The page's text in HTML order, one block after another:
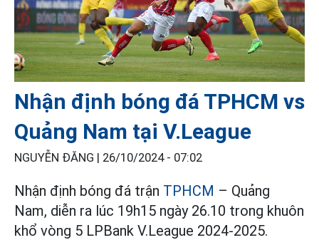
Nhận định bóng đá TPHCM vs
Quảng Nam tại V.League
NGUYỄN ĐĂNG | 26/10/2024 - 07:02
Nhận định bóng đá trận TPHCM – Quảng
Nam, diễn ra lúc 19h15 ngày 26.10 trong khuôn
khổ vòng 5 LPBank V.League 2024-2025.